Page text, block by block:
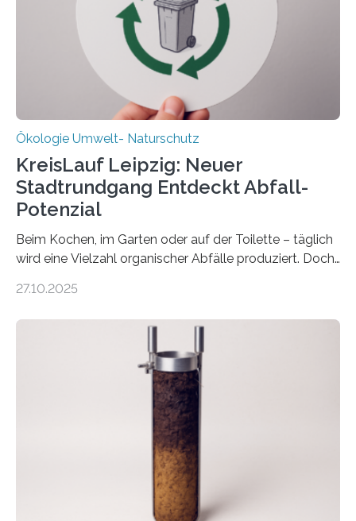
Forschungsprojekt an der Universität Oldenburg für
zwei weitere Jahre mit rund 1,2 Millionen Euro. „Wir
freuen uns sehr über…
Ökologie Umwelt- Naturschutz
KreisLauf Leipzig: Neuer
Stadtrundgang Entdeckt Abfall-
Potenzial
Beim Kochen, im Garten oder auf der Toilette – täglich
wird eine Vielzahl organischer Abfälle produziert. Doch
Potenzial nur dann entfalten können, wenn sie in
Veränderung der Wirtschaft wichtig ist, zeigt der vom
Deutschen Biomasseforschungszentrum und der
Stadtreinigung Leipzig konzipierte und am 24. Oktober
2025 offiziell eingeweihte Stadtrundgang „KreisLauf“. Er
ist ab sofort im Leipziger Stadtgebiet…
27.10.2025